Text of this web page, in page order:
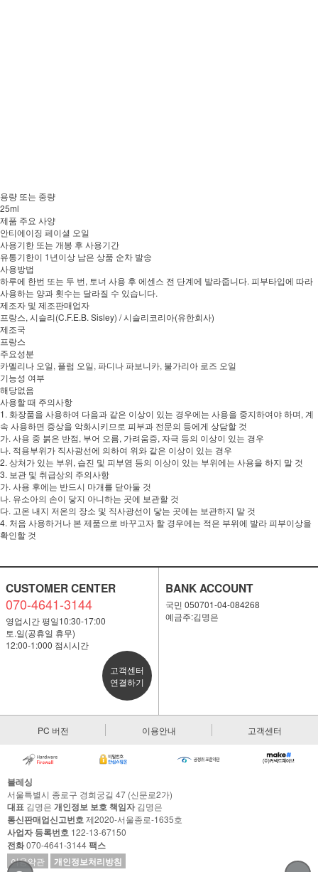
용량 또는 중량
25ml
제품 주요 사양
안티에이징 페이셜 오일
사용기한 또는 개봉 후 사용기간
유통기한이 1년이상 남은 상품 순차 발송
사용방법
하루에 한번 또는 두 번, 토너 사용 후 에센스 전 단계에 발라줍니다. 피부타입에 따라
사용하는 양과 횟수는 달라질 수 있습니다.
제조자 및 제조판매업자
프랑스, 시슬리(C.F.E.B. Sisley) / 시슬리코리아(유한회사)
제조국
프랑스
주요성분
카멜리나 오일, 플럼 오일, 파디나 파보니카, 불가리아 로즈 오일
기능성 여부
해당없음
사용할 때 주의사항
1. 화장품을 사용하여 다음과 같은 이상이 있는 경우에는 사용을 중지하여야 하며, 계
속 사용하면 증상을 악화시키므로 피부과 전문의 등에게 상담할 것
가. 사용 중 붉은 반점, 부어 오름, 가려움증, 자극 등의 이상이 있는 경우
나. 적용부위가 직사광선에 의하여 위와 같은 이상이 있는 경우
2. 상처가 있는 부위, 습진 및 피부염 등의 이상이 있는 부위에는 사용을 하지 말 것
3. 보관 및 취급상의 주의사항
가. 사용 후에는 반드시 마개를 닫아둘 것
나. 유소아의 손이 닿지 아니하는 곳에 보관할 것
다. 고온 내지 저온의 장소 및 직사광선이 닿는 곳에는 보관하지 말 것
4. 처음 사용하거나 본 제품으로 바꾸고자 할 경우에는 적은 부위에 발라 피부이상을
확인할 것
CUSTOMER CENTER
070-4641-3144
영업시간 평일10:30-17:00
토.일(공휴일 휴무)
12:00-1:000 점시시간
고객센터
연결하기
BANK ACCOUNT
국민 050701-04-084268
예금주:김명은
PC 버전 이용안내 고객센터
블레싱
서울특별시 종로구 경희궁길 47 (신문로2가)
대표 김명은 개인정보 보호 책임자김명은
통신판매업신고번호제2020-서울종로-1635호
사업자 등록번호 122-13-67150
전화070-4641-3144팩스
이용약관 개인정보처리방침